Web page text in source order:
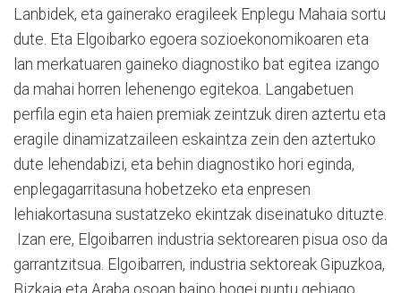
Lanbidek, eta gainerako eragileek Enplegu Mahaia sortu
dute. Eta Elgoibarko egoera sozioekonomikoaren eta
lan merkatuaren gaineko diagnostiko bat egitea izango
da mahai horren lehenengo egitekoa. Langabetuen
perfila egin eta haien premiak zeintzuk diren aztertu eta
eragile dinamizatzaileen eskaintza zein den aztertuko
dute lehendabizi, eta behin diagnostiko hori eginda,
enplegagarritasuna hobetzeko eta enpresen
lehiakortasuna sustatzeko ekintzak diseinatuko dituzte.
Izan ere, Elgoibarren industria sektorearen pisua oso da
garrantzitsua. Elgoibarren, industria sektoreak Gipuzkoa,